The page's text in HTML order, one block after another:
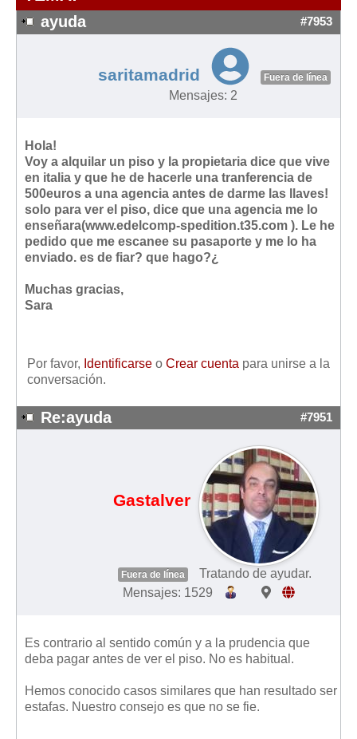
Requerimientos y comunicaciones
Formularios sobre Propiedad Horizontal
Modelos de Convocatoria de Junta de Propietarios
Modelos de Acta de Junta de Propietarios
Legislación
Legislación sobre Arrendamientos Urbanos
Legislación sobre la Comunidad de Propietarios
Legislación sobre Adquisición de Vivienda en Propiedad
Legislación de interés práctico
Diccionario
Mis boletines
ayuda #7953
saritamadrid Fuera de línea
Mensajes: 2
Hola!
Voy a alquilar un piso y la propietaria dice que vive
en italia y que he de hacerle una tranferencia de
500euros a una agencia antes de darme las llaves!
solo para ver el piso, dice que una agencia me lo
enseñara(www.edelcomp-spedition.t35.com ). Le he
pedido que me escanee su pasaporte y me lo ha
enviado. es de fiar? que hago?¿
Muchas gracias,
Sara
Por favor, Identificarse o Crear cuenta para unirse a la
conversación.
Re:ayuda #7951
Gastalver
Fuera de línea
Tratando de ayudar.
Mensajes: 1529
Es contrario al sentido común y a la prudencia que
deba pagar antes de ver el piso. No es habitual.
Hemos conocido casos similares que han resultado ser
estafas. Nuestro consejo es que no se fie.